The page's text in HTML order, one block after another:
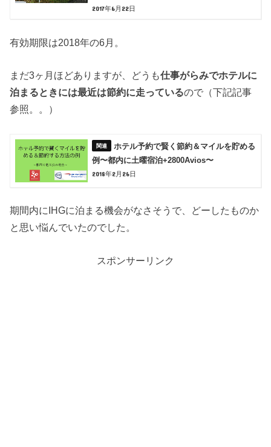
2017年6月22日
有効期限は2018年の6月。
まだ3ヶ月ほどありますが、どうも仕事がらみでホテルに
泊まるときには最近は節約に走っているので（下記記事
参照。。）
ホテル予約で賢く節約＆マイルを貯める
例〜都内に土曜宿泊+2800Avios〜
2018年2月26日
期間内にIHGに泊まる機会がなさそうで、どーしたものか
と思い悩んでいたのでした。
スポンサーリンク